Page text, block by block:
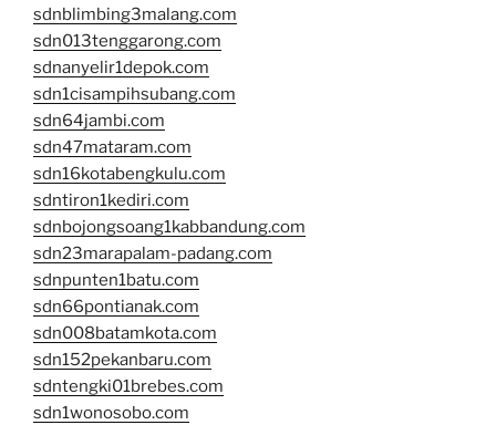
sdnblimbing3malang.com
sdn013tenggarong.com
sdnanyelir1depok.com
sdn1cisampihsubang.com
sdn64jambi.com
sdn47mataram.com
sdn16kotabengkulu.com
sdntiron1kediri.com
sdnbojongsoang1kabbandung.com
sdn23marapalam-padang.com
sdnpunten1batu.com
sdn66pontianak.com
sdn008batamkota.com
sdn152pekanbaru.com
sdntengki01brebes.com
sdn1wonosobo.com